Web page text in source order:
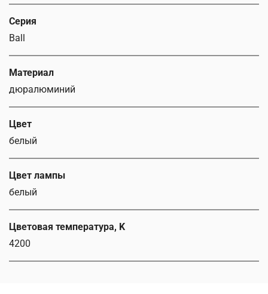
Серия
Ball
Материал
дюралюминий
Цвет
белый
Цвет лампы
белый
Цветовая температура, K
4200